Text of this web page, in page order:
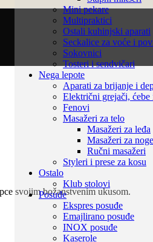
Mini pekare
Multipraktici
Ostali kuhinjski aparati
Seckalice za voće i
Sokovnici
Tosteri i sendvičari
Nega lepote
Aparati za brijanje i
Električni grejači, ćebe
Fenovi
Masažeri za telo
Masažeri za leđa
Masažeri za noge
Ručni masažeri
Styleri i prese za kosu
Ostalo
Klub stolovi
Posuđe
Ekspres posuđe
Emajlirano posuđe
INOX posuđe
Kaserole
svojim božanstvenim ukusom.